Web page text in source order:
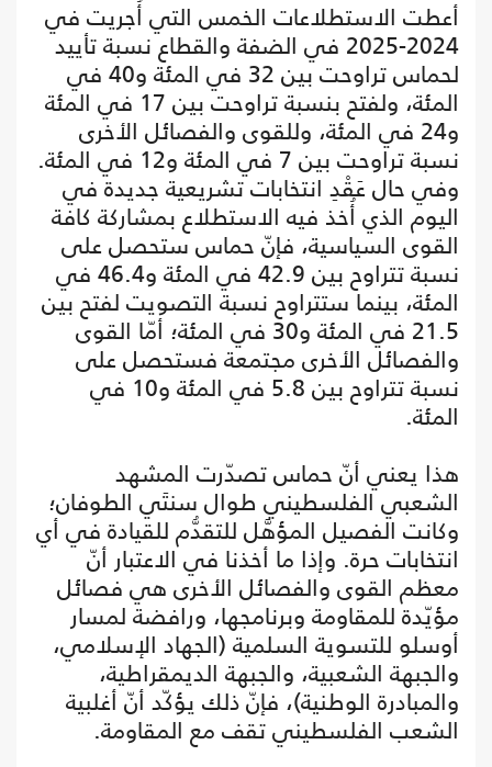
أعطت الاستطلاعات الخمس التي أُجريت في
2024-2025 في الضفة والقطاع نسبة تأييد
لحماس تراوحت بين 32 في المئة و40 في
المئة، ولفتح بنسبة تراوحت بين 17 في المئة
و24 في المئة، وللقوى والفصائل الأخرى
نسبة تراوحت بين 7 في المئة و12 في المئة.
وفي حال عَقْدِ انتخابات تشريعية جديدة في
اليوم الذي أُخذ فيه الاستطلاع بمشاركة كافة
القوى السياسية، فإنّ حماس ستحصل على
نسبة تتراوح بين 42.9 في المئة و46.4 في
المئة، بينما ستتراوح نسبة التصويت لفتح بين
21.5 في المئة و30 في المئة؛ أمّا القوى
والفصائل الأخرى مجتمعة فستحصل على
نسبة تتراوح بين 5.8 في المئة و10 في
المئة.
هذا يعني أنّ حماس تصدّرت المشهد
الشعبي الفلسطيني طوال سنتَي الطوفان؛
وكانت الفصيل المؤهَّل للتقدُّم للقيادة في أي
انتخابات حرة. وإذا ما أخذنا في الاعتبار أنّ
معظم القوى والفصائل الأخرى هي فصائل
مؤيّدة للمقاومة وبرنامجها، ورافضة لمسار
أوسلو للتسوية السلمية (الجهاد الإسلامي،
والجبهة الشعبية، والجبهة الديمقراطية،
والمبادرة الوطنية)، فإنّ ذلك يؤكّد أنّ أغلبية
الشعب الفلسطيني تقف مع المقاومة.